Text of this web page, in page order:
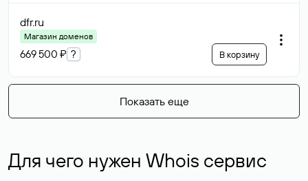
dfr.ru
Магазин доменов
669 500 ₽ ? В корзину
Показать еще
Для чего нужен Whois сервис